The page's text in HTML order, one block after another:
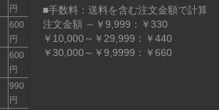
円
600
円
600
円
990
円
■手数料：送料を含む注文金額で計算
注文金額 ～￥9,999：￥330
￥10,000～￥29,999：￥440
￥30,000～￥9,9999：￥660